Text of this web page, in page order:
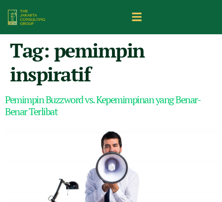
Tag: pemimpin
inspiratif
Pemimpin Buzzword vs. Kepemimpinan yang Benar-
Benar Terlibat